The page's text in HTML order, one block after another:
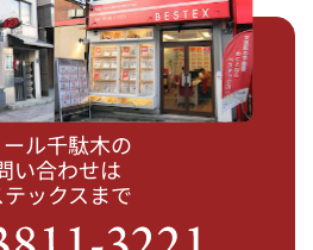
ール千駄木の
い合わせは
ックスまで